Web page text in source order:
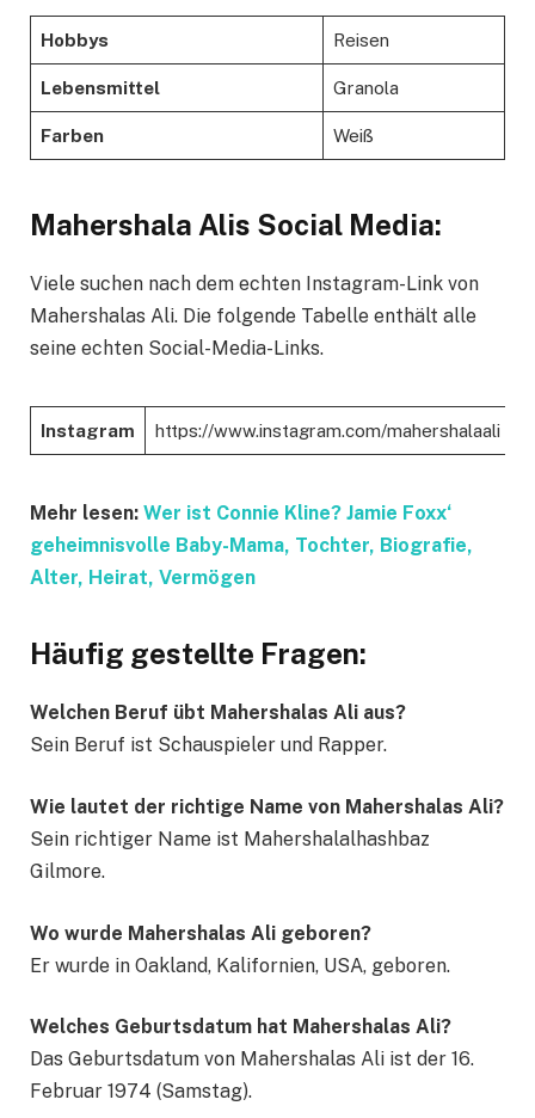
Hobbys Reisen
Lebensmittel Granola
Farben Weiß
Mahershala Alis Social Media:
Viele suchen nach dem echten Instagram-Link von
Mahershalas Ali. Die folgende Tabelle enthält alle
seine echten Social-Media-Links.
Instagram https://www.instagram.com/mahershalaali
Mehr lesen: Wer ist Connie Kline? Jamie Foxx‘
geheimnisvolle Baby-Mama, Tochter, Biografie,
Alter, Heirat, Vermögen
Häufig gestellte Fragen:
Welchen Beruf übt Mahershalas Ali aus?
Sein Beruf ist Schauspieler und Rapper.
Wie lautet der richtige Name von Mahershalas Ali?
Sein richtiger Name ist Mahershalalhashbaz
Gilmore.
Wo wurde Mahershalas Ali geboren?
Er wurde in Oakland, Kalifornien, USA, geboren.
Welches Geburtsdatum hat Mahershalas Ali?
Das Geburtsdatum von Mahershalas Ali ist der 16.
Februar 1974 (Samstag).